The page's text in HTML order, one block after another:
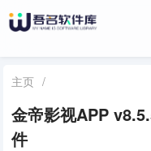
主页 /
金帝影视APP
件